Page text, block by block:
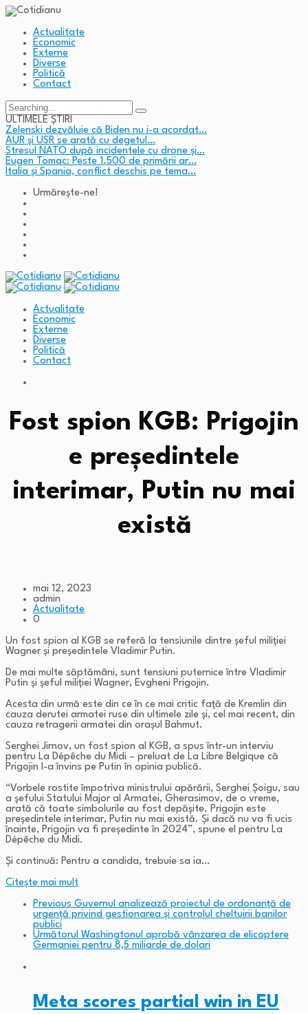
Actualitate
Economic
Externe
Diverse
Politică
Contact
Search
for:
ULTIMELE ȘTIRI
Zelenski dezvăluie că Biden nu i-a acordat…
AUR și USR se arată cu degetul…
Stresul NATO după incidentele cu drone și…
Eugen Tomac: Peste 1.500 de primării ar…
Italia și Spania, conflict deschis pe tema…
Urmărește-ne!
Actualitate
Economic
Externe
Diverse
Politică
Contact
Fost spion KGB: Prigojin
e președintele
interimar, Putin nu mai
există
mai 12, 2023
admin
Actualitate
0
Un fost spion al KGB se referă la tensiunile dintre șeful miliției
Wagner și președintele Vladimir Putin.
De mai multe săptămâni, sunt tensiuni puternice între Vladimir
Putin și șeful miliției Wagner, Evgheni Prigojin.
Acesta din urmă este din ce în ce mai critic față de Kremlin din
cauza derutei armatei ruse din ultimele zile și, cel mai recent, din
cauza retragerii armatei din orașul Bahmut.
Serghei Jirnov, un fost spion al KGB, a spus într-un interviu
pentru La Dépêche du Midi – preluat de La Libre Belgique că
Prigojin l-a învins pe Putin în opinia publică.
“Vorbele rostite împotriva ministrului apărării, Serghei Șoigu, sau
a șefului Statului Major al Armatei, Gherasimov, de o vreme,
arată că toate simbolurile au fost depășite. Prigojin este
președintele interimar, Putin nu mai există. Și dacă nu va fi ucis
înainte, Prigojin va fi președinte în 2024”, spune el pentru La
Dépêche du Midi.
Și continuă: Pentru a candida, trebuie sa ia…
Citeşte mai mult
Previous Guvernul analizează proiectul de ordonanţă de
urgenţă privind gestionarea şi controlul cheltuirii banilor
publici
Următorul Washingtonul aprobă vânzarea de elicoptere
Germaniei pentru 8,5 miliarde de dolari
Meta scores partial win in EU